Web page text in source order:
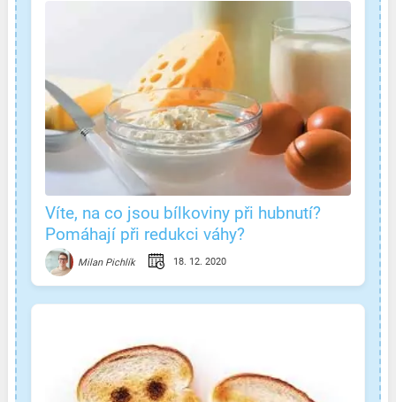
Víte, na co jsou bílkoviny při hubnutí?
Pomáhají při redukci váhy?
Milan Pichlík 18. 12. 2020